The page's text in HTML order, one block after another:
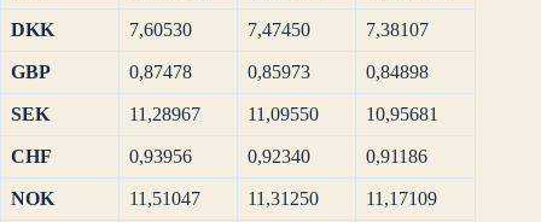
DKK 7,60530 7,47450 7,38107
GBP 0,87478 0,85973 0,84898
SEK 11,28967 11,09550 10,95681
CHF 0,93956 0,92340 0,91186
NOK 11,51047 11,31250 11,17109